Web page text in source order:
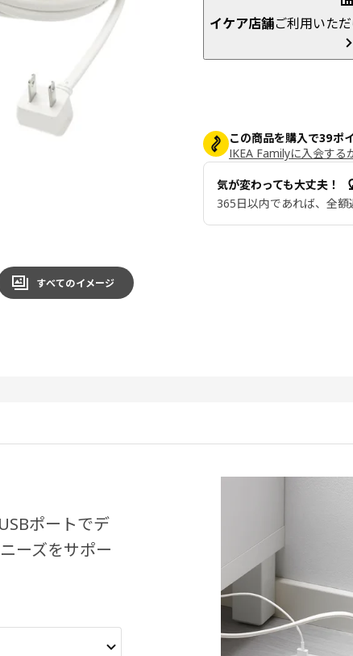
すべてのイメージ
イケア店舗ご利用いた
この商品を購入で39ポ
IKEA Familyに入会する
気が変わっても大丈夫！
365日以内であれば、全額
ポートでデ
ーズをサポー